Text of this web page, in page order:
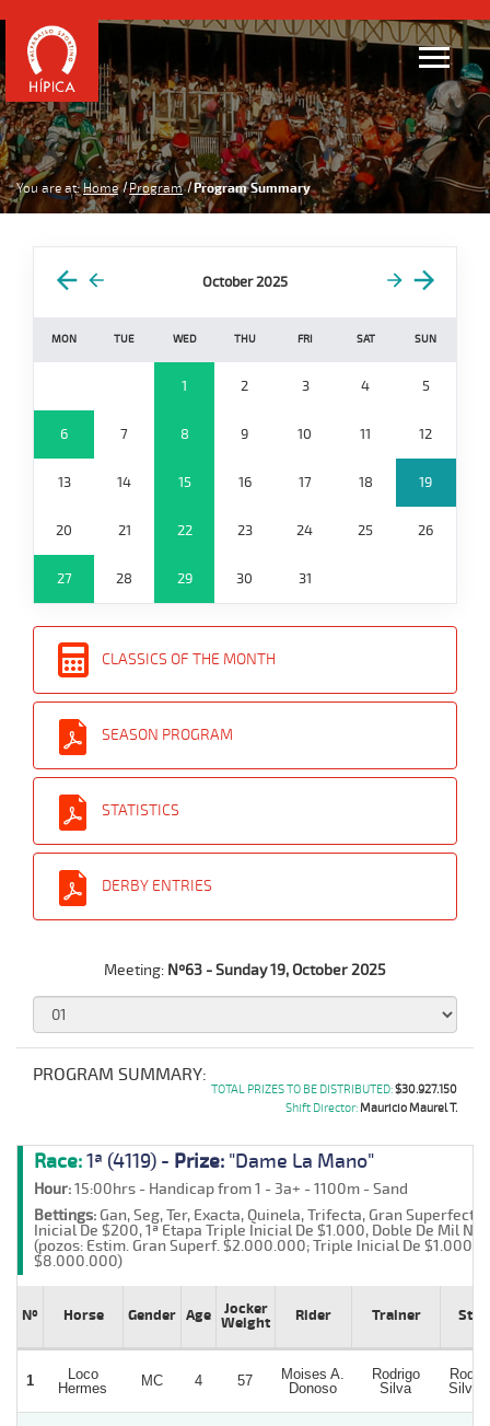
You are at: Home Program Program Summary
October 2025
MON TUE WED THU FRI SAT SUN
1 2 3 4 5
6 7 8 9 10 11 12
13 14 15 16 17 18 19
20 21 22 23 24 25 26
27 28 29 30 31
CLASSICS OF THE MONTH
SEASON PROGRAM
STATISTICS
DERBY ENTRIES
Meeting: Nº63 - Sunday 19, October 2025
PROGRAM SUMMARY:
TOTAL PRIZES TO BE DISTRIBUTED:$30.927.150
Shift Director: Mauricio Maurel T.
Race:1ª (4119) - Prize: "Dame La Mano"
Hour:15:00hrs - Handicap from 1 - 3a+ - 1100m - Sand
Bettings:Gan, Seg, Ter, Exacta, Quinela, Trifecta, Gran Superfecta
Inicial De $200, 1ª Etapa Triple Inicial De $1.000, Doble De Mil Nº 1
(pozos: Estim. Gran Superf. $2.000.000; Triple Inicial De $1.000
$8.000.000)
Nº Horse Gender Age
Jocker
Weight
Rider Trainer Stud
1
Loco
Hermes
MC 4 57
Moises A.
Donoso
Rodrigo
Silva
Silva